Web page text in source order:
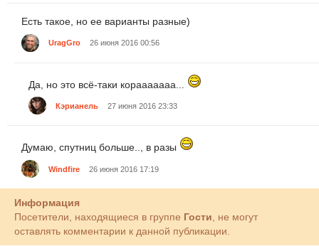
Есть такое, но ее варианты разные)
UragGro 26 июня 2016 00:56
Да, но это всё-таки корааааааа...
Кэрианель 27 июня 2016 23:33
Думаю, спутниц больше.., в разы
Windfire 26 июня 2016 17:19
Информация
Посетители, находящиеся в группе Гости , не могут
оставлять комментарии к данной публикации.